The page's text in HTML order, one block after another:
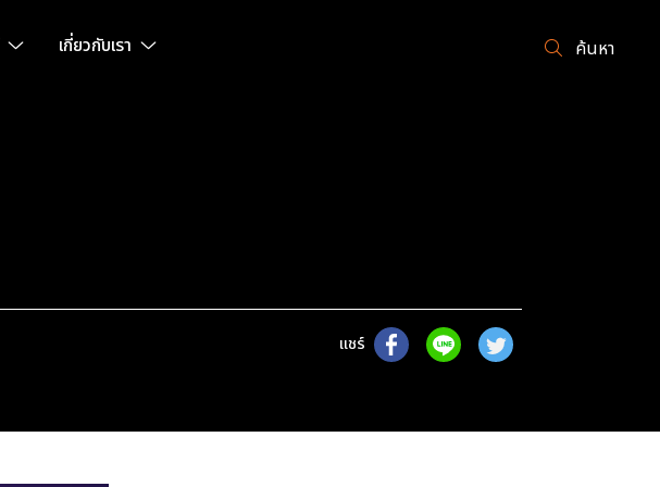
เกี่ยวกับเรา ค้นหา
แชร์